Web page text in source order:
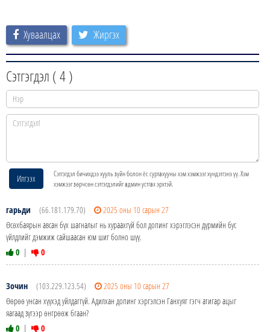
Хуваалцах Жиргэх
Сэтгэгдэл (4)
Илгээх
Сэтгэгдэл бичихдээ хууль зүйн болон ёс суртахууны хэм хэмжээг хүндэтгэнэ үү. Хэм
хэмжээг зөрчсөн сэтгэгдэлийг админ устгах эрхтэй.
гарьди (66.181.179.70)
2025 оны 10 сарын 27
Өсөхбаярын авсан бүх шагналыг нь хураахгүй бол допинг хэрэглэсэн дүрмийн бус
үйлдлийг дэмжиж сайшаасан юм шиг болно шүү.
0 | 0
Зочин (103.229.123.54)
2025 оны 10 сарын 27
Өөрөө унсан хүүхэд уйлдаггүй. Адилхан допинг хэргэлсэн Ганхуяг гэгч атигар ацыг
яагаад зүгээр өнгрөөж бгаан?
0 | 0